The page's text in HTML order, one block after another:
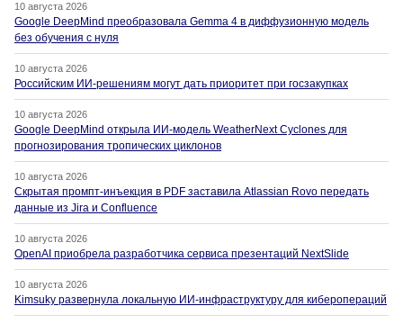
10 августа 2026
Google DeepMind преобразовала Gemma 4 в диффузионную модель
без обучения с нуля
10 августа 2026
Российским ИИ-решениям могут дать приоритет при госзакупках
10 августа 2026
Google DeepMind открыла ИИ-модель WeatherNext Cyclones для
прогнозирования тропических циклонов
10 августа 2026
Скрытая промпт-инъекция в PDF заставила Atlassian Rovo передать
данные из Jira и Confluence
10 августа 2026
OpenAI приобрела разработчика сервиса презентаций NextSlide
10 августа 2026
Kimsuky развернула локальную ИИ-инфраструктуру для киберопераций